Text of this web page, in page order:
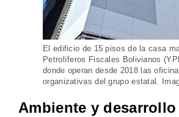
El edificio de 15 pisos de la casa
Petrolíferos Fiscales Bolivianos
donde operan desde 2018 las
organizativas del grupo estatal.
Ambiente y desarrollo